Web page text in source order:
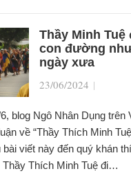
Thầy Minh Tuệ
con đường
ngày xưa
23/06/2024 |
blog Ngô Nhân Dụng trên
về “Thầy Thích Minh
bài viết này đến quý khán
Thầy Thích Minh Tuệ đi…